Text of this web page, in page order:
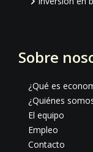
Sobre
¿Qué es
¿Quiénes
El equipo
Empleo
Contacto